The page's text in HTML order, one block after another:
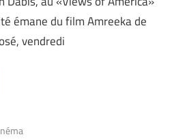
émane du film Amreeka de
vendredi